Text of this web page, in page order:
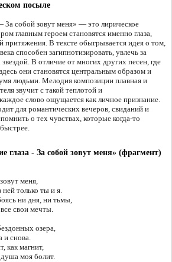
посыле
За собой зовут меня» — это лирическое
главным героем становятся именно глаза,
В тексте обыгрывается идея о том,
способен загипнотизировать, увлечь за
В отличие от многих других песен, где
они становятся центральным образом и
людьми. Мелодия композиции плавная и
звучит с такой теплотой и
слово ощущается как личное признание.
для романтических вечеров, свиданий и
о тех чувствах, которые когда-то
глаза - За собой зовут меня» (фрагмент)
меня,
ней только ты и я.
ни дня, ни тьмы,
свои мечты.
озера,
и снова.
как магнит,
моя болит.